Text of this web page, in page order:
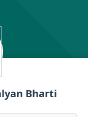
Bharti